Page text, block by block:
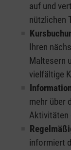
auf und
nützlichen
Ihren
Maltesern
vielfältige
mehr über
Aktivitäten
informiert